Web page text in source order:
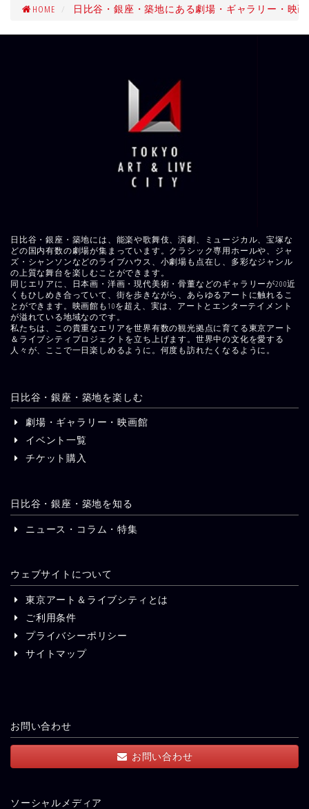
HOME 日比谷・銀座・築地にある劇場・ギャラリー・映
日比谷・銀座・築地には、能楽や歌舞伎、演劇、ミュージカル、宝塚な
どの国内有数の劇場が集まっています。クラシック専用ホールや、ジャ
ズ・シャンソンなどのライブハウス、小劇場も点在し、多彩なジャンル
の上質な舞台を楽しむことができます。
同じエリアに、日本画・洋画・現代美術・骨董などのギャラリーが200近
くもひしめき合っていて、街を歩きながら、あらゆるアートに触れるこ
とができます。映画館も10を超え、実は、アートとエンターテイメント
が溢れている地域なのです。
私たちは、この貴重なエリアを世界有数の観光拠点に育てる東京アート
＆ライブシティプロジェクトを立ち上げます。世界中の文化を愛する
人々が、ここで一日楽しめるように。何度も訪れたくなるように。
日比谷・銀座・築地を楽しむ
劇場・ギャラリー・映画館
イベント一覧
チケット購入
日比谷・銀座・築地を知る
ニュース・コラム・特集
ウェブサイトについて
東京アート＆ライブシティとは
ご利用条件
プライバシーポリシー
サイトマップ
お問い合わせ
お問い合わせ
ソーシャルメディア